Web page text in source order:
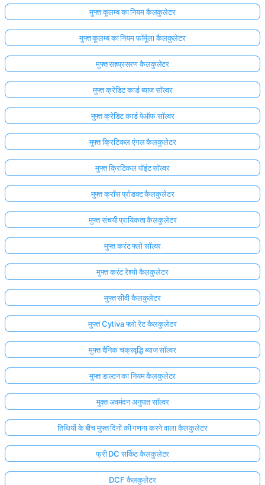
मुफ्त कूलम्ब का नियम कैलकुलेटर
मुफ्त कूलम्ब का नियम फॉर्मूला कैलकुलेटर
मुफ्त सहप्रसरण कैलकुलेटर
मुफ्त क्रेडिट कार्ड ब्याज सॉल्वर
मुफ्त क्रेडिट कार्ड पेऑफ सॉल्वर
मुफ्त क्रिटिकल एंगल कैलकुलेटर
मुफ्त क्रिटिकल पॉइंट सॉल्वर
मुफ्त क्रॉस प्रोडक्ट कैलकुलेटर
मुफ्त संचयी प्रायिकता कैलकुलेटर
मुफ्त करंट फ्लो सॉल्वर
मुफ्त करंट रेश्यो कैलकुलेटर
मुफ्त सीवी कैलकुलेटर
मुफ्त Cytiva फ्लो रेट कैलकुलेटर
मुफ्त दैनिक चक्रवृद्धि ब्याज सॉल्वर
मुफ्त डाल्टन का नियम कैलकुलेटर
मुक्त अवमंदन अनुपात सॉल्वर
तिथियों के बीच मुफ्त दिनों की गणना करने वाला कैलकुलेटर
फ्री DC सर्किट कैलकुलेटर
DCF कैलकुलेटर